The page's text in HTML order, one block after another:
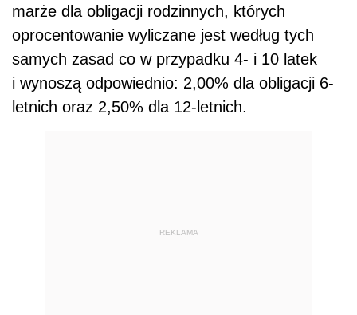
marże dla obligacji rodzinnych, których
oprocentowanie wyliczane jest według tych
samych zasad co w przypadku 4- i 10 latek
i wynoszą odpowiednio: 2,00% dla obligacji 6-
letnich oraz 2,50% dla 12-letnich.
REKLAMA